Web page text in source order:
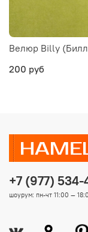
Велюр Billy
200 руб
+7 (977)
шоурум: пн-чт 11:00 —